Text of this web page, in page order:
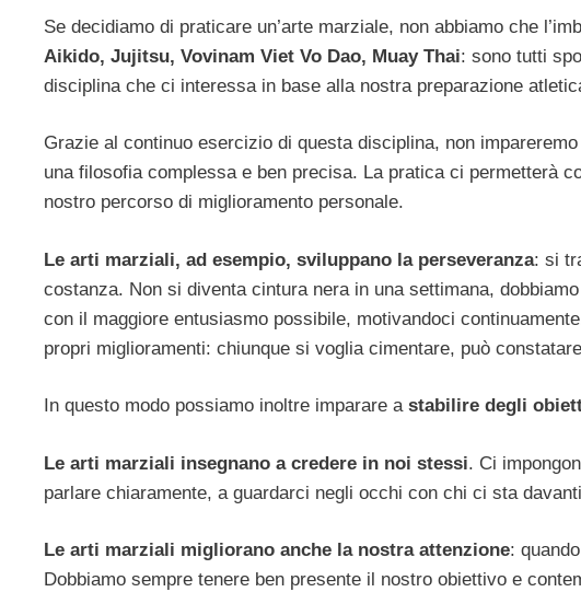
Se decidiamo di praticare un’arte marziale, non abbiamo che
Aikido, Jujitsu, Vovinam Viet Vo Dao, Muay Thai: sono tutti
disciplina che ci interessa in base alla nostra preparazione
Grazie al continuo esercizio di questa disciplina, non
una filosofia complessa e ben precisa. La pratica ci permetterà
nostro percorso di miglioramento personale.
Le arti marziali, ad esempio, sviluppano la perseveranza: si
costanza. Non si diventa cintura nera in una settimana,
con il maggiore entusiasmo possibile, motivandoci
propri miglioramenti: chiunque si voglia cimentare, può
In questo modo possiamo inoltre imparare a stabilire degli
Le arti marziali insegnano a credere in noi stessi. Ci
parlare chiaramente, a guardarci negli occhi con chi ci sta
Le arti marziali migliorano anche la nostra attenzione:
Dobbiamo sempre tenere ben presente il nostro obiettivo e